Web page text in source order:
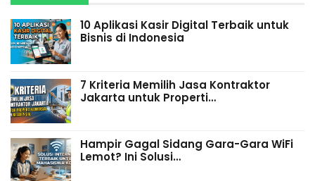
10 Aplikasi Kasir Digital Terbaik untuk
Bisnis di Indonesia
7 Kriteria Memilih Jasa Kontraktor
Jakarta untuk Properti…
Hampir Gagal Sidang Gara-Gara WiFi
Lemot? Ini Solusi…